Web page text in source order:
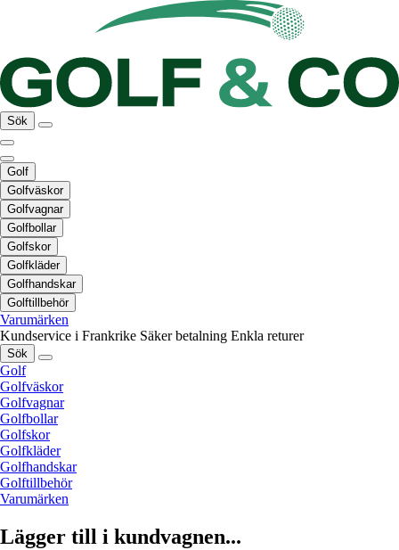
Sök
Golf
Golfväskor
Golfvagnar
Golfbollar
Golfskor
Golfkläder
Golfhandskar
Golftillbehör
Varumärken
Kundservice i Frankrike Säker betalning Enkla returer
Sök
Golf
Golfväskor
Golfvagnar
Golfbollar
Golfskor
Golfkläder
Golfhandskar
Golftillbehör
Varumärken
Lägger till i kundvagnen...